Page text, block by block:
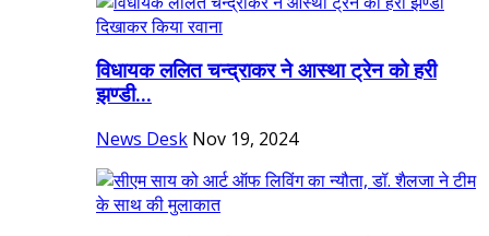
विधायक ललित चन्द्राकर ने आस्था ट्रेन को हरी
झण्डी...
News Desk Nov 19, 2024